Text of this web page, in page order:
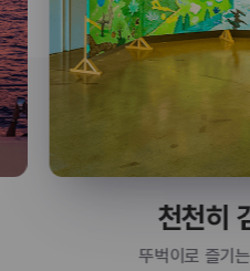
천천히
뚜벅이로 즐기